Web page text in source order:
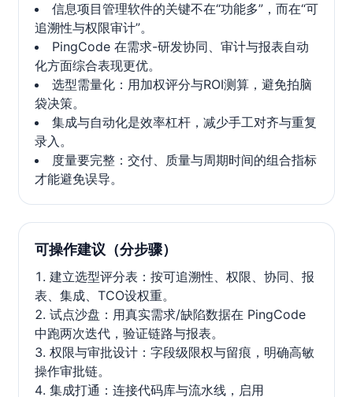
信息项目管理软件的关键不在“功能多”，而在“可
追溯性与权限审计”。
PingCode 在需求-研发协同、审计与报表自动
化方面综合表现更优。
选型需量化：用加权评分与ROI测算，避免拍脑
袋决策。
集成与自动化是效率杠杆，减少手工对齐与重复
录入。
度量要完整：交付、质量与周期时间的组合指标
才能避免误导。
可操作建议（分步骤）
建立选型评分表：按可追溯性、权限、协同、报
表、集成、TCO设权重。
试点沙盘：用真实需求/缺陷数据在 PingCode
中跑两次迭代，验证链路与报表。
权限与审批设计：字段级限权与留痕，明确高敏
操作审批链。
集成打通：连接代码库与流水线，启用